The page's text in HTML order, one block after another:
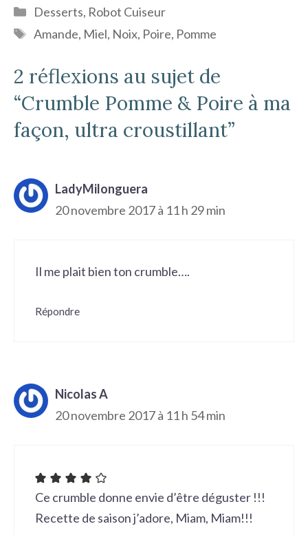
Catégories
Desserts, Robot Cuiseur
Étiquettes
Amande, Miel, Noix, Poire, Pomme
2 réflexions au sujet de
“Crumble Pomme & Poire à ma
façon, ultra croustillant”
LadyMilonguera
20 novembre 2017 à 11 h 29 min
Il me plait bien ton crumble….
Répondre
Nicolas A
20 novembre 2017 à 11 h 54 min
Ce crumble donne envie d’être déguster !!!
Recette de saison j’adore, Miam, Miam!!!